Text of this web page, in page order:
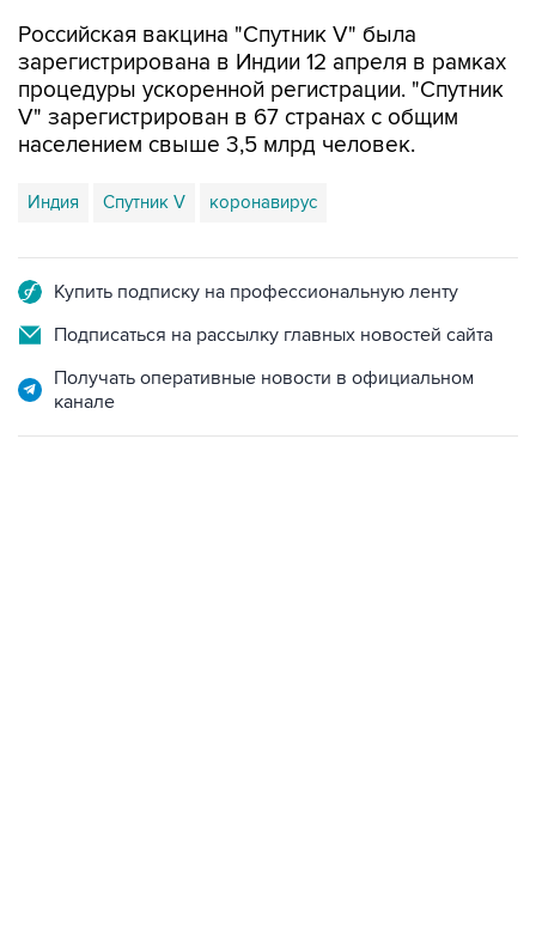
Российская вакцина "Спутник V" была
зарегистрирована в Индии 12 апреля в рамках
процедуры ускоренной регистрации. "Спутник
V" зарегистрирован в 67 странах с общим
населением свыше 3,5 млрд человек.
Индия Спутник V коронавирус
Купить подписку на профессиональную ленту
Подписаться на рассылку главных новостей сайта
Получать оперативные новости в официальном
канале